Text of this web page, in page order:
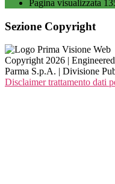
Pagina visualizzata
Sezione Copyright
Copyright 2026 |
Parma S.p.A. | Divisione
Disclaimer trattamento dati